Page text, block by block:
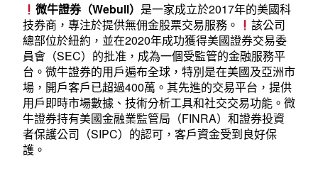
微牛證券（Webull） 是一家成立於2017年的美國科
技券商，專注於提供無佣金股票交易服務。
該公司
總部位於紐約，並在2020年成功獲得美國證券交易委
員會（SEC）的批准，成為一個受監管的金融服務平
台。微牛證券的用戶遍布全球，特別是在美國及亞洲市
場，開戶客戶已超過400萬。其先進的交易平台，提供
用戶即時市場數據、技術分析工具和社交交易功能。微
牛證券持有美國金融業監管局（FINRA）和證券投資
者保護公司（SIPC）的認可，客戶資金受到良好保
護。